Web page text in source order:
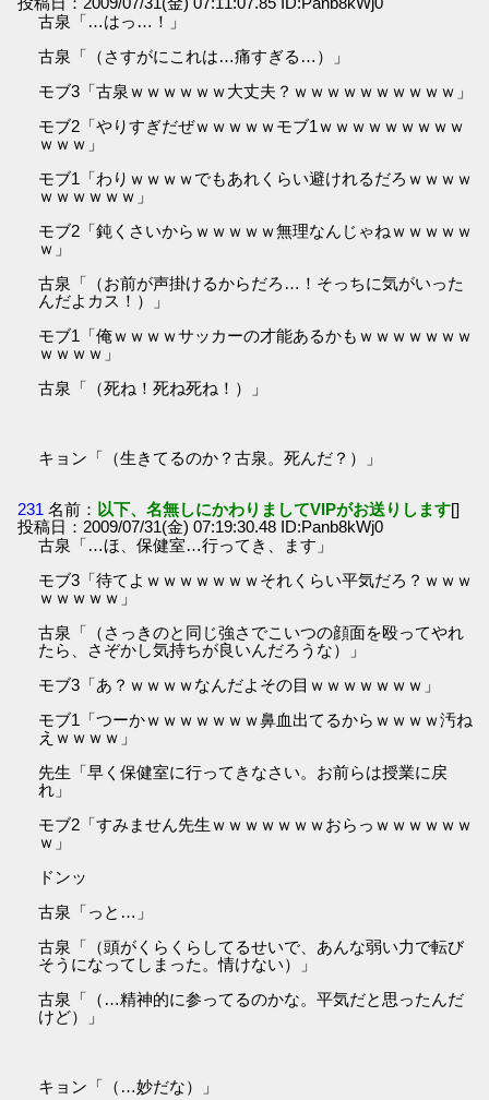
古泉「…はっ…！」
古泉「（さすがにこれは…痛すぎる…）」
モブ3「古泉ｗｗｗｗｗｗ大丈夫？ｗｗｗｗｗｗｗｗｗｗ」
モブ2「やりすぎだぜｗｗｗｗｗモブ1ｗｗｗｗｗｗｗｗｗ
ｗｗｗ」
モブ1「わりｗｗｗｗでもあれくらい避けれるだろｗｗｗｗ
ｗｗｗｗｗｗ」
モブ2「鈍くさいからｗｗｗｗｗ無理なんじゃねｗｗｗｗｗ
ｗ」
古泉「（お前が声掛けるからだろ…！そっちに気がいった
んだよカス！）」
モブ1「俺ｗｗｗｗサッカーの才能あるかもｗｗｗｗｗｗｗ
ｗｗｗｗ」
古泉「（死ね！死ね死ね！）」
キョン「（生きてるのか？古泉。死んだ？）」
231 名前： 以下、名無しにかわりましてVIPがお送りします[]
投稿日：2009/07/31(金) 07:19:30.48 ID:Panb8kWj0
古泉「…ほ、保健室…行ってき、ます」
モブ3「待てよｗｗｗｗｗｗｗそれくらい平気だろ？ｗｗｗ
ｗｗｗｗｗ」
古泉「（さっきのと同じ強さでこいつの顔面を殴ってやれ
たら、さぞかし気持ちが良いんだろうな）」
モブ3「あ？ｗｗｗｗなんだよその目ｗｗｗｗｗｗｗ」
モブ1「つーかｗｗｗｗｗｗｗ鼻血出てるからｗｗｗｗ汚ね
えｗｗｗｗ」
先生「早く保健室に行ってきなさい。お前らは授業に戻
れ」
モブ2「すみません先生ｗｗｗｗｗｗｗおらっｗｗｗｗｗｗ
ｗ」
ドンッ
古泉「っと…」
古泉「（頭がくらくらしてるせいで、あんな弱い力で転び
そうになってしまった。情けない）」
古泉「（…精神的に参ってるのかな。平気だと思ったんだ
けど）」
キョン「（…妙だな）」